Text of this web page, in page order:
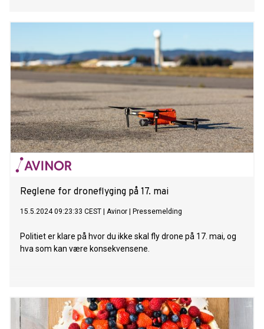
Reglene for droneflyging på 17. mai
15.5.2024 09:23:33 CEST Avinor Pressemelding
Politiet er klare på hvor du ikke skal fly drone på 17. mai, og
hva som kan være konsekvensene.